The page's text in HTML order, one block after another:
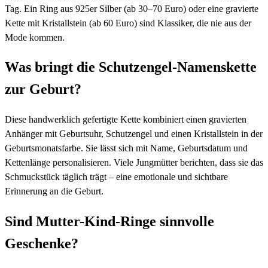
Tag. Ein Ring aus 925er Silber (ab 30–70 Euro) oder eine gravierte
Kette mit Kristallstein (ab 60 Euro) sind Klassiker, die nie aus der
Mode kommen.
Was bringt die Schutzengel-Namenskette
zur Geburt?
Diese handwerklich gefertigte Kette kombiniert einen gravierten
Anhänger mit Geburtsuhr, Schutzengel und einen Kristallstein in der
Geburtsmonatsfarbe. Sie lässt sich mit Name, Geburtsdatum und
Kettenlänge personalisieren. Viele Jungmütter berichten, dass sie das
Schmuckstück täglich trägt – eine emotionale und sichtbare
Erinnerung an die Geburt.
Sind Mutter-Kind-Ringe sinnvolle
Geschenke?